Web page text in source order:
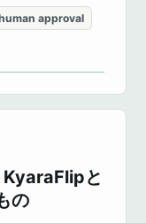
approval
KyaraFlipと
の